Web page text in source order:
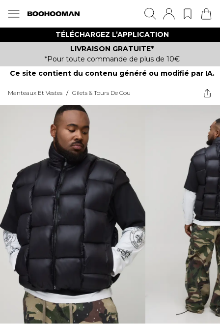
TÉLÉCHARGEZ L’APPLICATION
LIVRAISON GRATUITE*
*Pour toute commande de plus de 10€
Ce site contient du contenu généré ou modifié par IA.
Manteaux Et Vestes / Gilets & Tours De Cou